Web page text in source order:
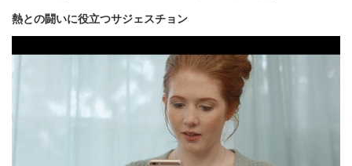
熱との闘いに役立つサジェスチョン